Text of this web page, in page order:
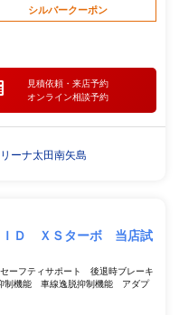
シルバークーポン
見積依頼・ 来店予約
オンライン相談予約
ーナ太田南矢島
ＩＤ ＸＳターボ 当店試
ーフティサポート 後退時ブレーキ
制機能 車線逸脱抑制機能 アダプ